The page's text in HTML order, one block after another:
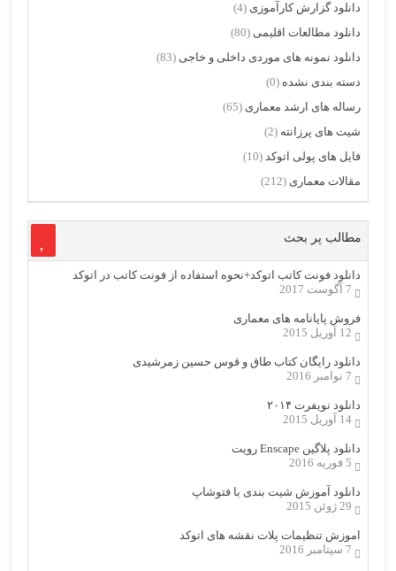
دانلود گزارش کارآموزی (4)
دانلود مطالعات اقلیمی (80)
دانلود نمونه های موردی داخلی و خاجی (83)
دسته بندی نشده (0)
رساله های ارشد معماری (65)
شیت های پرزانته (2)
فایل های پولی اتوکد (10)
مقالات معماری (212)
مطالب پر بحث
دانلود فونت کاتب اتوکد+نحوه استفاده از فونت کاتب در اتوکد
7 آگوست 2017
فروش پایانامه های معماری
12 آوریل 2015
دانلود رایگان کتاب طاق و قوس حسین زمرشیدی
7 نوامبر 2016
دانلود نویفرت ۲۰۱۴
14 آوریل 2015
دانلود پلاگین Enscape رویت
5 فوریه 2016
دانلود آموزش شیت بندی با فتوشاپ
29 ژوئن 2015
اموزش تنظیمات پلات نقشه های اتوکد
7 سپتامبر 2016